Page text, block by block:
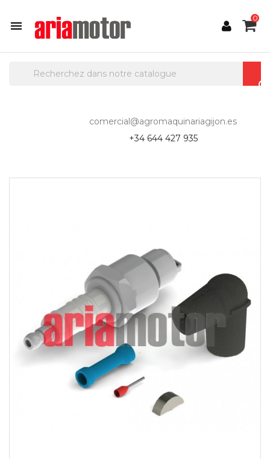

0
comercial@agromaquinariagijon.es
+34 644 427 935